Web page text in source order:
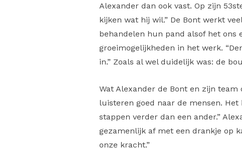
Alexander dan ook vast. Op zijn 53
kijken wat hij wil.” De Bont werkt
behandelen hun pand alsof het ons
groeimogelijkheden in het werk.
in.” Zoals al wel duidelijk was: de
Wat Alexander de Bont en zijn team
luisteren goed naar de mensen.
stappen verder dan een ander.”
gezamenlijk af met een drankje op
onze kracht.”